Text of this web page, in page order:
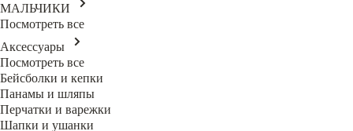
МАЛЬЧИКИ
Посмотреть все
Аксессуары
Посмотреть все
Бейсболки и кепки
Панамы и шляпы
Перчатки и варежки
Шапки и ушанки